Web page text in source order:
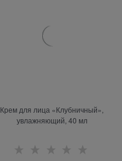
Крем для лица «Клубничный»,
увлажняющий, 40 мл